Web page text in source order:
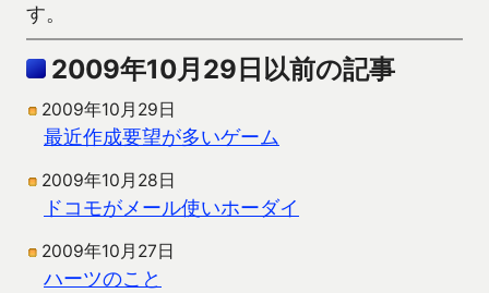
す。
2009年10月29日以前の記事
2009年10月29日
最近作成要望が多いゲーム
2009年10月28日
ドコモがメール使いホーダイ
2009年10月27日
ハーツのこと